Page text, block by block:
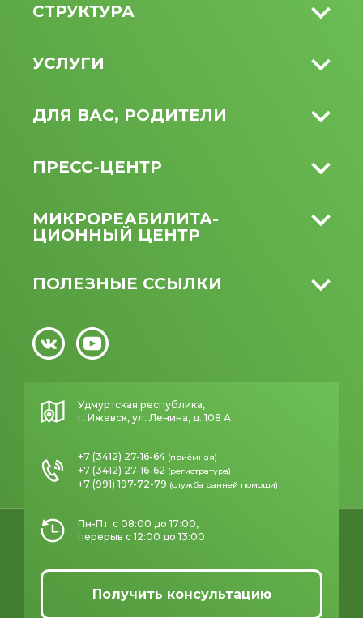
СТРУКТУРА
УСЛУГИ
ДЛЯ ВАС, РОДИТЕЛИ
ПРЕСС-ЦЕНТР
МИКРО­РЕАБИЛИТА­
ЦИОННЫЙ ЦЕНТР
ПОЛЕЗНЫЕ ССЫЛКИ
Удмуртская республика,
г. Ижевск, ул. Ленина, д. 108 А
+7 (3412) 27-16-64 (приёмная)
+7 (3412) 27-16-62 (регистратура)
+7 (991) 197-72-79 (служба ранней помощи)
Пн-Пт: с 08:00 до 17:00,
перерыв с 12:00 до 13:00
Получить консультацию